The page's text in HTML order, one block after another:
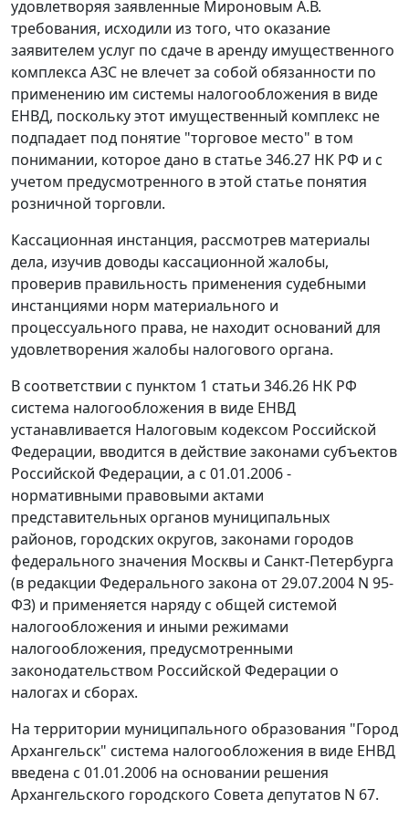
удовлетворяя заявленные Мироновым А.В.
требования, исходили из того, что оказание
заявителем услуг по сдаче в аренду имущественного
комплекса АЗС не влечет за собой обязанности по
применению им системы налогообложения в виде
ЕНВД, поскольку этот имущественный комплекс не
подпадает под понятие "торговое место" в том
понимании, которое дано в статье 346.27 НК РФ и с
учетом предусмотренного в этой статье понятия
розничной торговли.
Кассационная инстанция, рассмотрев материалы
дела, изучив доводы кассационной жалобы,
проверив правильность применения судебными
инстанциями норм материального и
процессуального права, не находит оснований для
удовлетворения жалобы налогового органа.
В соответствии с пунктом 1 статьи 346.26 НК РФ
система налогообложения в виде ЕНВД
устанавливается Налоговым кодексом Российской
Федерации, вводится в действие законами субъектов
Российской Федерации, а с 01.01.2006 -
нормативными правовыми актами
представительных органов муниципальных
районов, городских округов, законами городов
федерального значения Москвы и Санкт-Петербурга
(в редакции Федерального закона от 29.07.2004 N 95-
ФЗ) и применяется наряду с общей системой
налогообложения и иными режимами
налогообложения, предусмотренными
законодательством Российской Федерации о
налогах и сборах.
На территории муниципального образования "Город
Архангельск" система налогообложения в виде ЕНВД
введена с 01.01.2006 на основании решения
Архангельского городского Совета депутатов N 67.